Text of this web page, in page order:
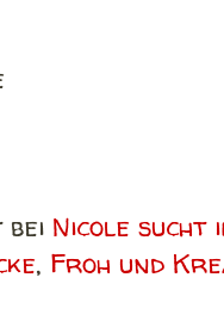
Nicole sucht
, Froh und